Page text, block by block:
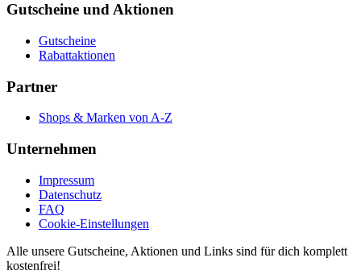
Gutscheine und Aktionen
Gutscheine
Rabattaktionen
Partner
Shops & Marken von A-Z
Unternehmen
Impressum
Datenschutz
FAQ
Cookie-Einstellungen
Alle unsere Gutscheine, Aktionen und Links sind für dich komplett
kostenfrei!